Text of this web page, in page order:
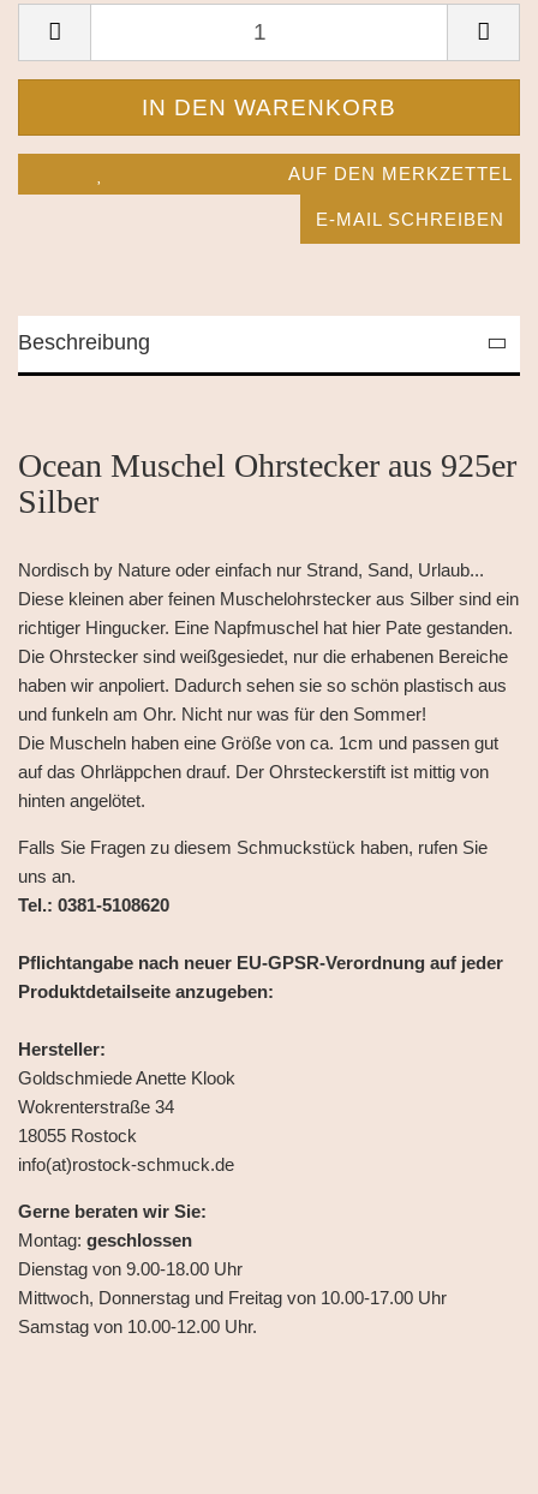
AUF DEN MERKZETTEL
E-MAIL SCHREIBEN
Beschreibung
Ocean Muschel Ohrstecker aus 925er
Silber
Nordisch by Nature oder einfach nur Strand, Sand, Urlaub...
Diese kleinen aber feinen Muschelohrstecker aus Silber sind ein
richtiger Hingucker. Eine Napfmuschel hat hier Pate gestanden.
Die Ohrstecker sind weißgesiedet, nur die erhabenen Bereiche
haben wir anpoliert. Dadurch sehen sie so schön plastisch aus
und funkeln am Ohr. Nicht nur was für den Sommer!
Die Muscheln haben eine Größe von ca. 1cm und passen gut
auf das Ohrläppchen drauf. Der Ohrsteckerstift ist mittig von
hinten angelötet.
Falls Sie Fragen zu diesem Schmuckstück haben, rufen Sie
uns an.
Tel.: 0381-5108620
Pflichtangabe nach neuer EU-GPSR-Verordnung auf jeder
Produktdetailseite anzugeben:
Hersteller:
Goldschmiede Anette Klook
Wokrenterstraße 34
18055 Rostock
info(at)rostock-schmuck.de
Gerne beraten wir Sie:
Montag: geschlossen
Dienstag von 9.00-18.00 Uhr
Mittwoch, Donnerstag und Freitag von 10.00-17.00 Uhr
Samstag von 10.00-12.00 Uhr.